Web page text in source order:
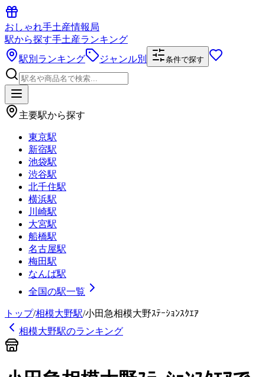
おしゃれ手土産情報局
駅から探す手土産ランキング
駅別ランキング
ジャンル別 条件で探す
主要駅から探す
東京駅
新宿駅
池袋駅
渋谷駅
北千住駅
横浜駅
川崎駅
大宮駅
船橋駅
名古屋駅
梅田駅
なんば駅
全国の駅一覧
トップ/相模大野駅/小田急相模大野ｽﾃｰｼｮﾝｽｸｴｱ
相模大野駅のランキング